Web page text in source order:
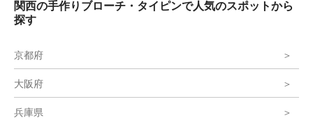
関西の手作りブローチ・タイピンで人気のスポットから
探す
京都府
大阪府
兵庫県